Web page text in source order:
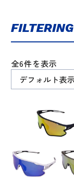
FILTERING
全6件を表示